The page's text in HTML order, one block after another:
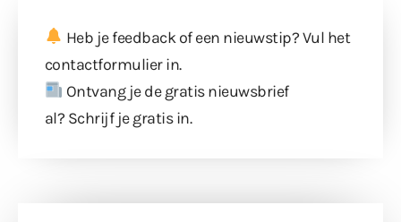
Heb je feedback of een nieuwstip? Vul het
contactformulierin.
Ontvang je de gratis nieuwsbrief
al? Schrijf je gratis in.